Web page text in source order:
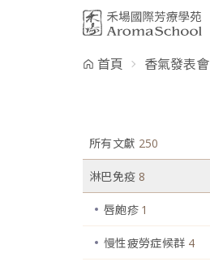
首頁 香氣發表會
所有文獻 250
淋巴免疫 8
唇皰疹 1
慢性疲勞症候群 4